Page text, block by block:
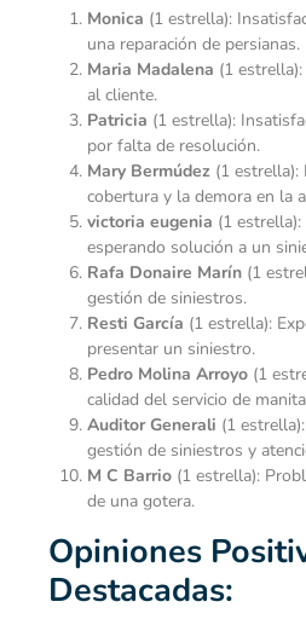
Monica (1 estrella):
una reparación de persianas.
Maria Madalena (1
al cliente.
Patricia (1 estrella):
por falta de resolución.
Mary Bermúdez (1 estrella):
cobertura y la demora en la
victoria eugenia (1
esperando solución a un
Rafa Donaire Marín (1
gestión de siniestros.
Resti García (1 estrella):
presentar un siniestro.
Pedro Molina Arroyo (1
calidad del servicio de
Auditor Generali (1
gestión de siniestros y
M C Barrio (1 estrella):
de una gotera.
Opiniones
Destacadas: